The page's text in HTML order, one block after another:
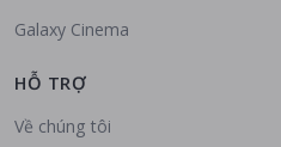
Galaxy Cinema
HỖ TRỢ
Về chúng tôi